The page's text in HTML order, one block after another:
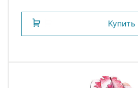
Купить